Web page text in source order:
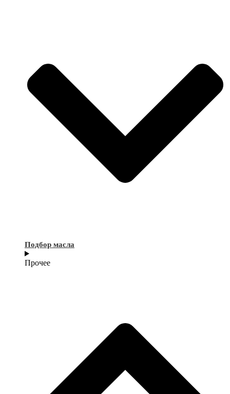
Подбор масла
Прочее